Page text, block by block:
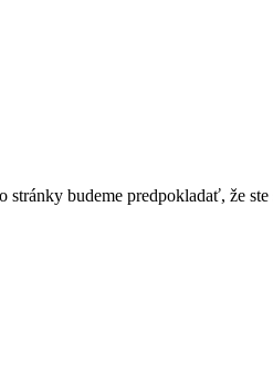
budeme predpokladať, že ste